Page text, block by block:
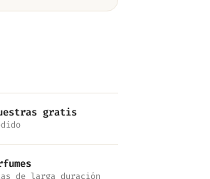
gratis
de larga duración